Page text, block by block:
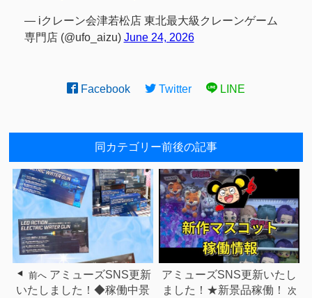
— iクレーン会津若松店 東北最大級クレーンゲーム
専門店 (@ufo_aizu) June 24, 2026
Facebook Twitter LINE
同カテゴリー前後の記事
前へ アミューズSNS更新
いたしました！◆稼働中景
アミューズSNS更新いたし
ました！★新景品稼働！
次